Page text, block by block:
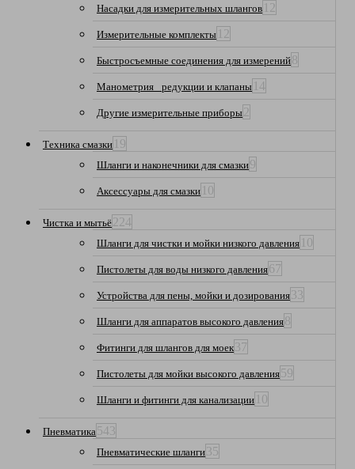
Насадки для измерительных шлангов 12
Измерительные комплекты 12
Быстросъемные соединения для измерений8
Манометрия_ редукции и клапаны 14
Другие измерительные приборы2
Техника смазки 19
Шланги и наконечники для смазки9
Аксессуары для смазки 10
Чистка и мытьё224
Шланги для чистки и мойки низкого давления 10
Пистолеты для воды низкого давления67
Устройства для пены, мойки и дозирования 33
Шланги для аппаратов высокого давления8
Фитинги для шлангов для моек 37
Пистолеты для мойки высокого давления 59
Шланги и фитинги для канализации 10
Пневматика 543
Пневматические шланги 35